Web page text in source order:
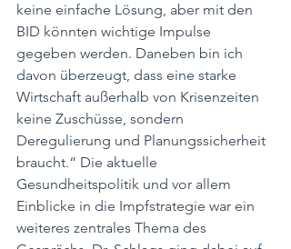
keine einfache Lösung, aber mit den
BID könnten wichtige Impulse
gegeben werden. Daneben bin ich
davon überzeugt, dass eine starke
Wirtschaft außerhalb von Krisenzeiten
keine Zuschüsse, sondern
Deregulierung und Planungssicherheit
braucht.“ Die aktuelle
Gesundheitspolitik und vor allem
Einblicke in die Impfstrategie war ein
weiteres zentrales Thema des